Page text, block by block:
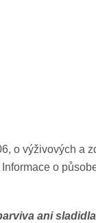
o výživových a
o
ani